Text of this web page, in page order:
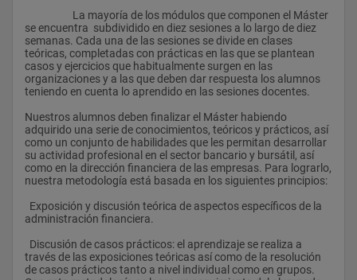
El Máster en Análisis Financiero tiene por objeto la formación
de especialistas de alto nivel tanto en el sector bancario y
bursátil como en la dirección y administración financiera de las
empresas.
El Máster está particularmente dirigido a jóvenes en el
comienzo de su carrera laboral, además de a profesionales y
empresarios con algunos años de experiencia laboral y que
deseen perfeccionar su formación financiera. Asimismo, el
Programa prepara a los candidatos a los títulos de Chartered
Financial Analyst® (CFA®) y European Financial Adviser®
(EFA®).
La estructura del Programa se centra en aspectos financieros
y bancarios. Se pone especial énfasis en el estudio riguroso de
las técnicas más actuales de valoración de inversiones,
gestión de carteras y riesgos y gestión bancaria, así como en
el estudio de las aplicaciones prácticas consideradas como
ejemplo de excelencia en el campo del Análisis Financiero.
Las características del profesorado, formado en las mejores
universidades nacionales e internacionales, y su experiencia
se encuentra  subdividido en diez sesiones a lo largo de diez
semanas. Cada una de las sesiones se divide en clases
teóricas, completadas con prácticas en las que se plantean
casos y ejercicios que habitualmente surgen en las
organizaciones y a las que deben dar respuesta los alumnos
teniendo en cuenta lo aprendido en las sesiones docentes.
Nuestros alumnos deben finalizar el Máster habiendo
adquirido una serie de conocimientos, teóricos y prácticos, así
como un conjunto de habilidades que les permitan desarrollar
su actividad profesional en el sector bancario y bursátil, así
como en la dirección financiera de las empresas. Para lograrlo,
nuestra metodología está basada en los siguientes principios:
administración financiera.
través de las exposiciones teóricas así como de la resolución
de casos prácticos tanto a nivel individual como en grupos.